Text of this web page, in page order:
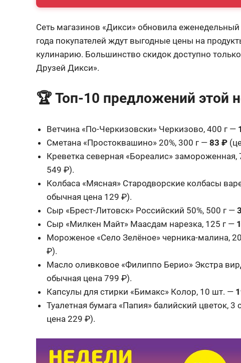
Сеть магазинов «Дикси» обновила
года покупателей ждут выгодные цены на
кулинарию. Большинство скидок доступно
Друзей Дикси».
🏆 Топ-10 предложений этой
Ветчина «По-Черкизовски» Черкизово, 400 г —
Сметана «Простоквашино» 20%, 300 г —83 ₽
Креветка северная «Бореалис»
549 ₽).
Колбаса «Мясная» Стародворские колбасы
обычная цена 129 ₽).
Сыр «Брест-Литовск» Российский 50%, 500 г —
Сыр «Милкен Майт» Маасдам нарезка, 125 г —
Мороженое «Село Зелёное» черника-малина,
₽).
Масло оливковое «Филиппо Берио» Экстра
обычная цена 799 ₽).
Капсулы для стирки «Бимакс» Колор, 10 шт. —
Туалетная бумага «Папия» балийский цветок,
цена 229 ₽).